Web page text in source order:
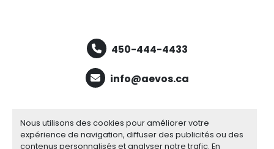
Nous utilisons des cookies pour améliorer votre
expérience de navigation, diffuser des publicités ou des
contenus personnalisés et analyser notre trafic. En
450-444-4433
info@aevos.ca
facebook
youtube
linkedin